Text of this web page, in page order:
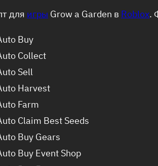
для игры Grow a Garden в Roblox.
Buy
Collect
Sell
Harvest
Farm
Claim Best Seeds
Buy Gears
Buy Event Shop